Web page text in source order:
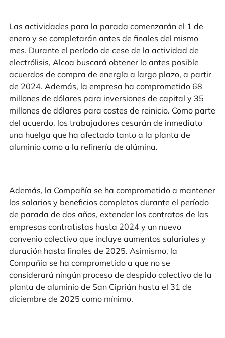
Las actividades para la parada comenzarán el 1 de
enero y se completarán antes de finales del mismo
mes. Durante el período de cese de la actividad de
electrólisis, Alcoa buscará obtener lo antes posible
acuerdos de compra de energía a largo plazo, a partir
de 2024. Además, la empresa ha comprometido 68
millones de dólares para inversiones de capital y 35
millones de dólares para costes de reinicio. Como parte
del acuerdo, los trabajadores cesarán de inmediato
una huelga que ha afectado tanto a la planta de
aluminio como a la refinería de alúmina.
Además, la Compañía se ha comprometido a mantener
los salarios y beneficios completos durante el período
de parada de dos años, extender los contratos de las
empresas contratistas hasta 2024 y un nuevo
convenio colectivo que incluye aumentos salariales y
duración hasta finales de 2025. Asimismo, la
Compañía se ha comprometido a que no se
considerará ningún proceso de despido colectivo de la
planta de aluminio de San Ciprián hasta el 31 de
diciembre de 2025 como mínimo.